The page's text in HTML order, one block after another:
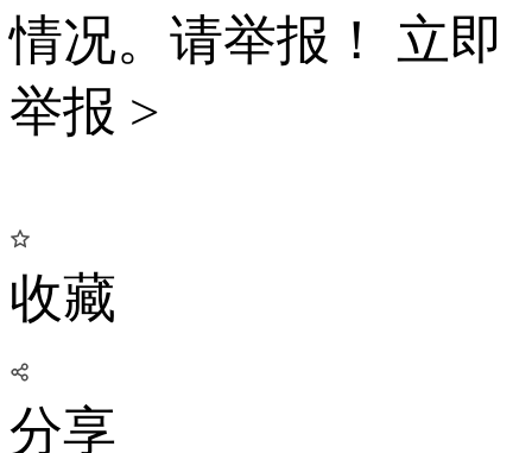
情况。请举报！ 立即
举报 >
收藏
分享